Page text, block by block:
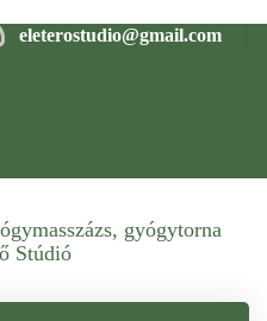
eleterostudio@gmail.com
Stúdió
masszázs Budapesten –